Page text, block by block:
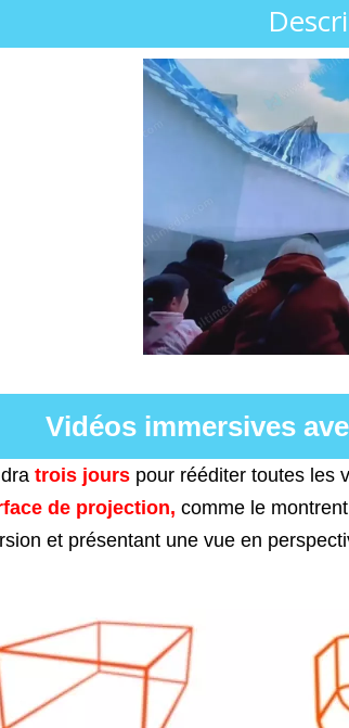
Vidéos immersives
trois jours pour rééditer toutes les
de projection, comme le
et présentant une vue en